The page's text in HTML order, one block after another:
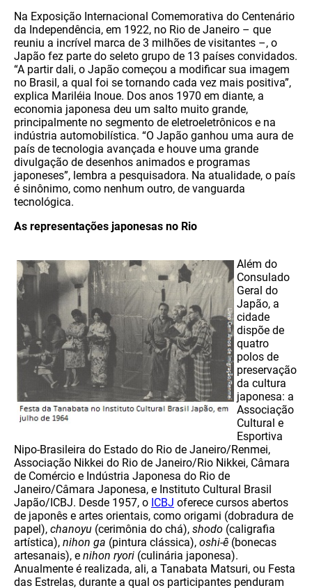
Na Exposição Internacional Comemorativa do Centenário
da Independência, em 1922, no Rio de Janeiro – que
reuniu a incrível marca de 3 milhões de visitantes –, o
Japão fez parte do seleto grupo de 13 países convidados.
“A partir dali, o Japão começou a modificar sua imagem
no Brasil, a qual foi se tornando cada vez mais positiva”,
explica Mariléia Inoue. Dos anos 1970 em diante, a
economia japonesa deu um salto muito grande,
principalmente no segmento de eletroeletrônicos e na
indústria automobilística. “O Japão ganhou uma aura de
país de tecnologia avançada e houve uma grande
divulgação de desenhos animados e programas
japoneses”, lembra a pesquisadora. Na atualidade, o país
é sinônimo, como nenhum outro, de vanguarda
tecnológica.
As representações japonesas no Rio
Além do
Consulado
Geral do
Japão, a
cidade
dispõe de
quatro
polos de
preservação
da cultura
japonesa: a
Associação
Cultural e
Esportiva
Nipo-Brasileira do Estado do Rio de Janeiro/Renmei,
Associação Nikkei do Rio de Janeiro/Rio Nikkei, Câmara
de Comércio e Indústria Japonesa do Rio de
Janeiro/Câmara Japonesa, e Instituto Cultural Brasil
Japão/ICBJ. Desde 1957, o ICBJ oferece cursos abertos
de japonês e artes orientais, como origami (dobradura de
papel), chanoyu (cerimônia do chá), shodo (caligrafia
artística), nihon ga (pintura clássica), oshi-ê (bonecas
artesanais), e nihon ryori (culinária japonesa).
Anualmente é realizada, ali, a Tanabata Matsuri, ou Festa
das Estrelas, durante a qual os participantes penduram